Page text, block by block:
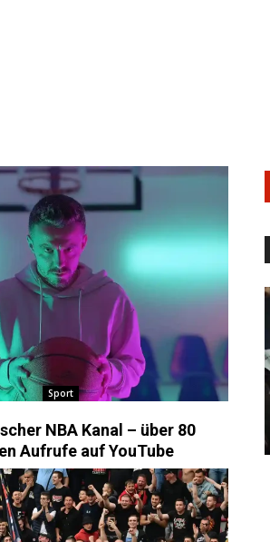
Sport
NBA Kanal – über 80
Aufrufe auf YouTube